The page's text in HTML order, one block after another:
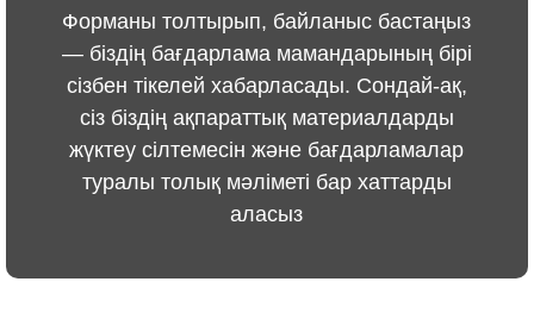
Форманы толтырып, байланыс бастаңыз
— біздің бағдарлама мамандарының бірі
сізбен тікелей хабарласады. Сондай-ақ,
сіз біздің ақпараттық материалдарды
жүктеу сілтемесін және бағдарламалар
туралы толық мәліметі бар хаттарды
аласыз